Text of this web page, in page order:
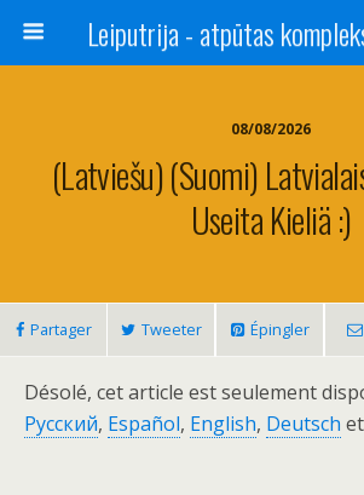
08/08/2026
(Latviešu) (Suomi)
Useita Kieliä :)
Partager Tweeter Épingler
Désolé, cet article est seulement
Pусский, Español, English, Deutsch et